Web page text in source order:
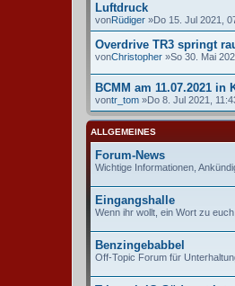
Luftdruck
vonRüdiger »Do 15. Jul 2021,
Overdrive TR3 springt
vonChristopher »So 30. Mai
BCMM am 11.07.2021 in
vontr_tom »Do 8. Jul 2021,
ALLGEMEINES
Forum-News
Wichtige Informationen,
Eingangshalle
Wenn ihr wollt, ein Wort zu euch
Benzingebabbel
Off-Topic Forum für